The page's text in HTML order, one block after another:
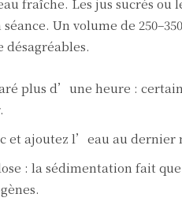
fraîche. Les jus sucrés
Un volume de
désagréables.
plus d’une heure :
et ajoutez l’eau au
: la sédimentation fait